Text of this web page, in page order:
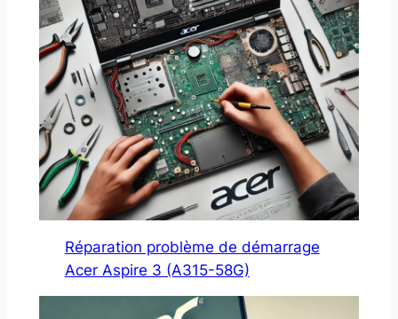
Réparation problème de démarrage
Acer Aspire 3 (A315-58G)